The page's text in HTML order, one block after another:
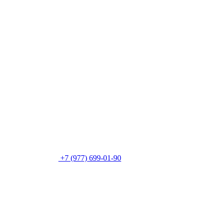
+7 (977) 699-01-90